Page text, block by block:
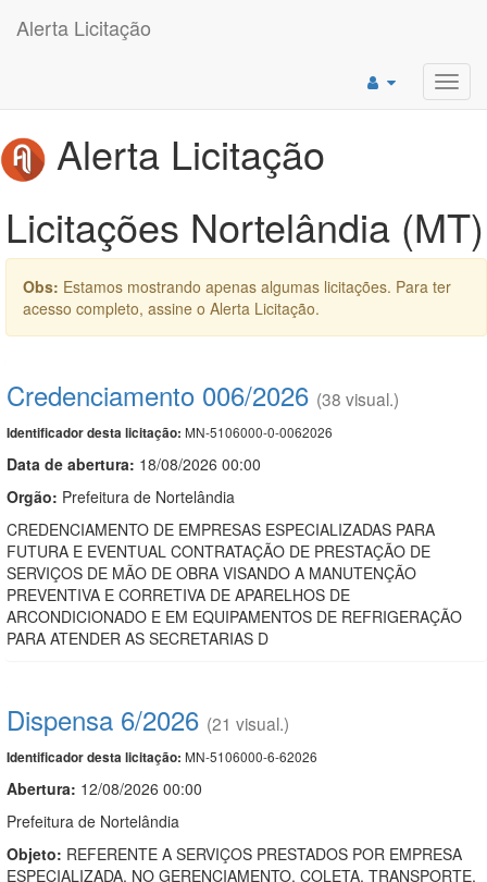
Alerta Licitação
Alerta Licitação
Licitações Nortelândia (MT)
Obs: Estamos mostrando apenas algumas licitações. Para ter
acesso completo, assine o Alerta Licitação.
Credenciamento 006/2026 (38 visual.)
Identificador desta licitação: MN-5106000-0-0062026
Data de abertura: 18/08/2026 00:00
Orgão: Prefeitura de Nortelândia
CREDENCIAMENTO DE EMPRESAS ESPECIALIZADAS PARA
FUTURA E EVENTUAL CONTRATAÇÃO DE PRESTAÇÃO DE
SERVIÇOS DE MÃO DE OBRA VISANDO A MANUTENÇÃO
PREVENTIVA E CORRETIVA DE APARELHOS DE
ARCONDICIONADO E EM EQUIPAMENTOS DE REFRIGERAÇÃO
PARA ATENDER AS SECRETARIAS D
Dispensa 6/2026 (21 visual.)
Identificador desta licitação: MN-5106000-6-62026
Abertura: 12/08/2026 00:00
Prefeitura de Nortelândia
Objeto: REFERENTE A SERVIÇOS PRESTADOS POR EMPRESA
ESPECIALIZADA, NO GERENCIAMENTO, COLETA, TRANSPORTE,